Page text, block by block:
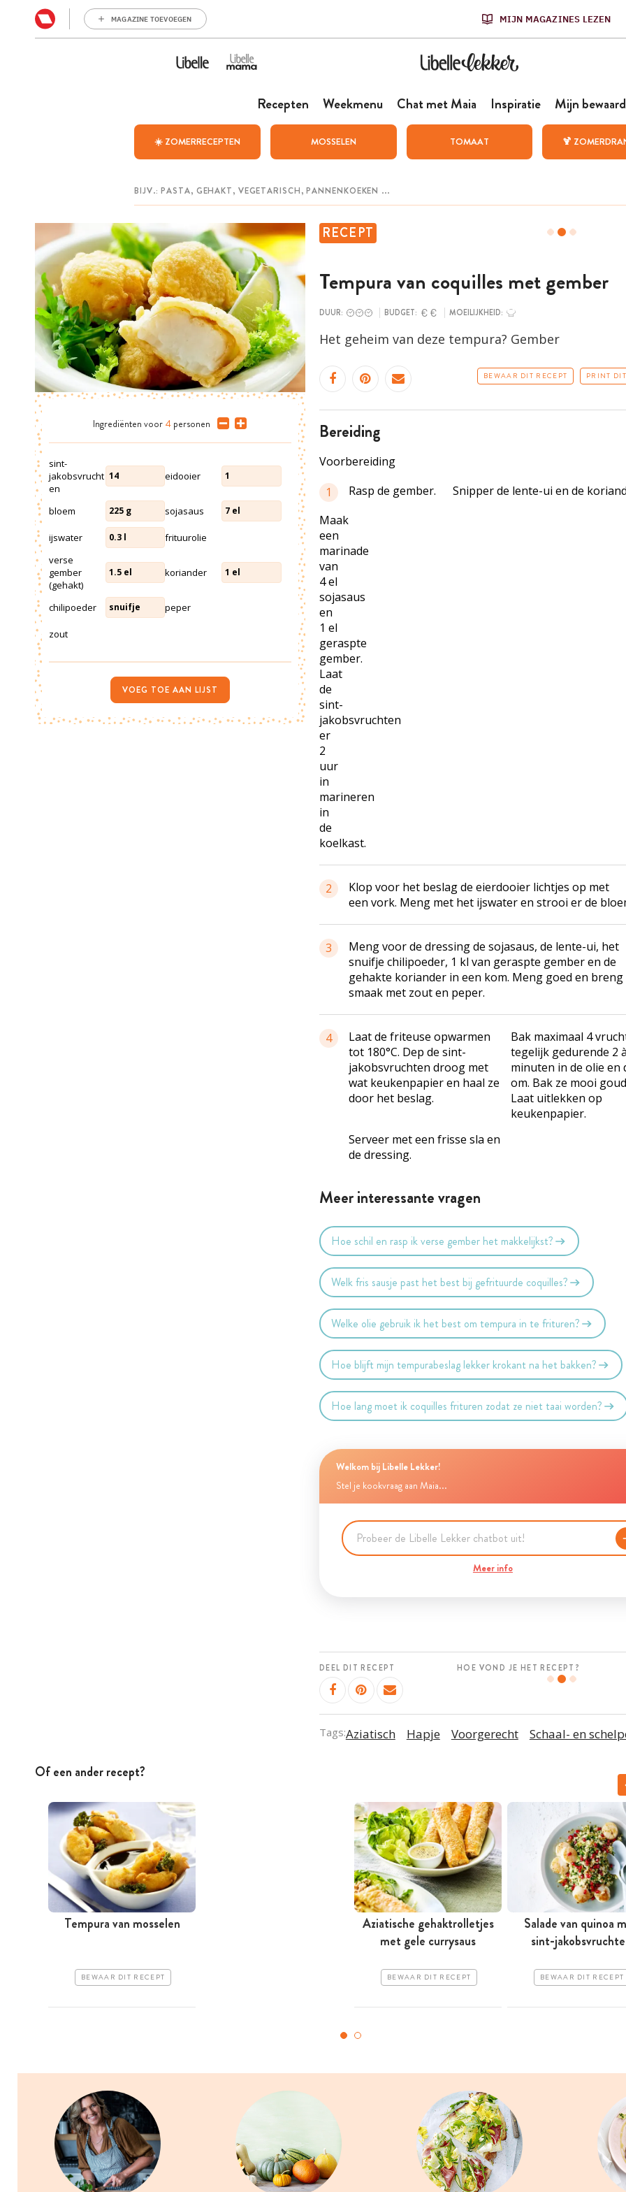
MAGAZINE TOEVOEGEN MIJN MAGAZINES LEZEN
Recepten Weekmenu Chat met Maia Inspiratie Mijn
☀️ ZOMERRECEPTEN MOSSELEN TOMAAT 🍹
RECEPT
Tempura van coquilles met gember
DUUR: BUDGET: MOEILIJKHEID:
Het geheim van deze tempura? Gember
BEWAAR DIT RECEPT PRINT
bereiding
Voorbereiding
1
Rasp de gember.
Snipper de lente-ui en de
Maak
een
marinade
van
4 el
sojasaus
en
1 el
geraspte
gember.
Laat
de
sint-
jakobsvruchten
er
2
uur
in
marineren
in
de
koelkast.
2
Klop voor het beslag de eierdooier lichtjes op met
een vork. Meng met het ijswater en strooi er de
3
Meng voor de dressing de sojasaus, de lente-ui, het
snuifje chilipoeder, 1 kl van geraspte gember en de
gehakte koriander in een kom. Meng goed en
smaak met zout en peper.
4
Laat de friteuse opwarmen
tot 180°C. Dep de sint-
jakobsvruchten droog met
wat keukenpapier en haal ze
door het beslag.
Bak maximaal 4
tegelijk gedurende 2
minuten in de olie en
om. Bak ze mooi
Laat uitlekken op
keukenpapier.
Serveer met een frisse sla en
de dressing.
Meer interessante vragen
Hoe schil en rasp ik verse gember het makkelijkst?
Welk fris sausje past het best bij gefrituurde coquilles?
Welke olie gebruik ik het best om tempura in te frituren?
Hoe blijft mijn tempurabeslag lekker krokant na het bakken?
Hoe lang moet ik coquilles frituren zodat ze niet taai worden?
Welkom bij Libelle Lekker!
Stel je kookvraag aan Maia...
Meer info
DEEL DIT RECEPT HOE VOND JE HET RECEPT?
Tags:Aziatisch Hapje Voorgerecht Schaal- en
Ingrediënten voor 4 personen
sint-
jakobsvrucht
en
14 eidooier 1
bloem 225 g sojasaus 7 el
ijswater 0.3 l
frituurolie
verse
gember
(gehakt)
1.5 el koriander 1 el
chilipoeder snuifje peper
zout
VOEG TOE AAN LIJST
Of een ander recept?
Tempura van mosselen
BEWAAR DIT RECEPT
Aziatische gehaktrolletjes
met gele currysaus
BEWAAR DIT RECEPT
Salade van quinoa
sint-
BEWAAR DIT RECEPT